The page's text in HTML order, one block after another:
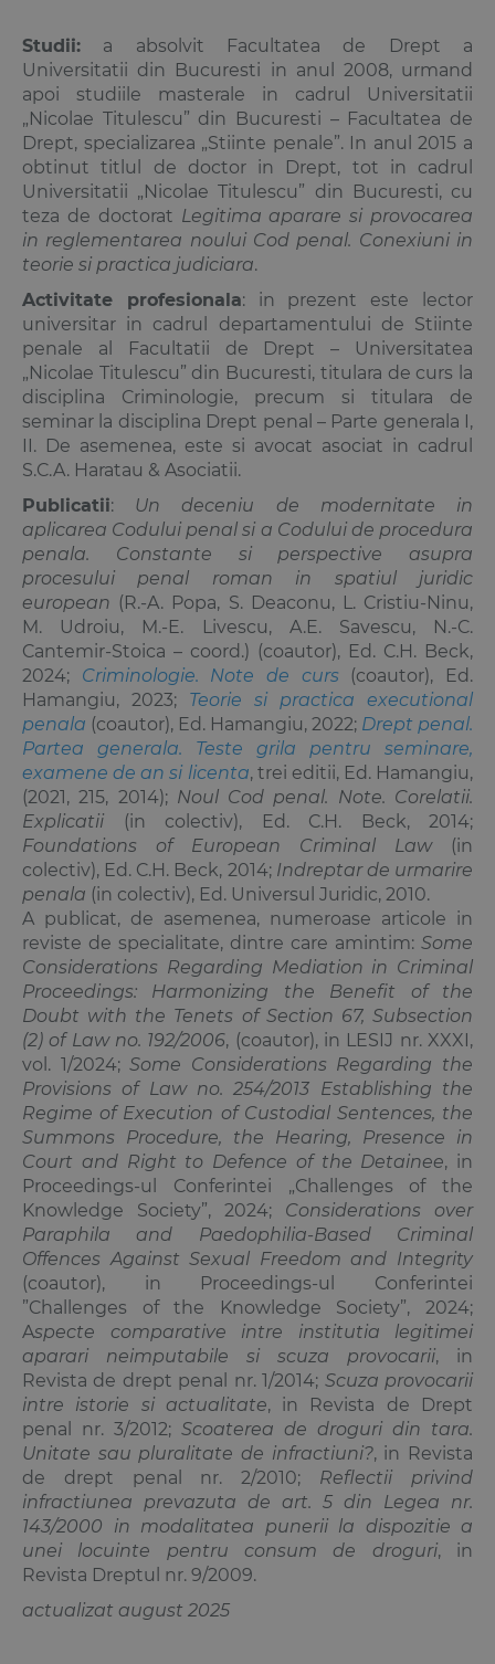
Studii: a absolvit Facultatea de Drept a
Universitatii din Bucuresti in anul 2008, urmand
apoi studiile masterale in cadrul Universitatii
„Nicolae Titulescu” din Bucuresti – Facultatea de
Drept, specializarea „Stiinte penale”. In anul 2015 a
obtinut titlul de doctor in Drept, tot in cadrul
Universitatii „Nicolae Titulescu” din Bucuresti, cu
teza de doctorat Legitima aparare si provocarea
in reglementarea noului Cod penal. Conexiuni in
teorie si practica judiciara.
Activitate profesionala: in prezent este lector
universitar in cadrul departamentului de Stiinte
penale al Facultatii de Drept – Universitatea
„Nicolae Titulescu” din Bucuresti, titulara de curs la
disciplina Criminologie, precum si titulara de
seminar la disciplina Drept penal – Parte generala I,
II. De asemenea, este si avocat asociat in cadrul
S.C.A. Haratau & Asociatii.
Publicatii: Un deceniu de modernitate in
aplicarea Codului penal si a Codului de procedura
penala. Constante si perspective asupra
procesului penal roman in spatiul juridic
european (R.-A. Popa, S. Deaconu, L. Cristiu-Ninu,
M. Udroiu, M.-E. Livescu, A.E. Savescu, N.-C.
Cantemir-Stoica – coord.) (coautor), Ed. C.H. Beck,
2024; Criminologie. Note de curs (coautor), Ed.
Hamangiu, 2023; Teorie si practica executional
penala (coautor), Ed. Hamangiu, 2022; Drept penal.
Partea generala. Teste grila pentru seminare,
examene de an si licenta, trei editii, Ed. Hamangiu,
(2021, 215, 2014); Noul Cod penal. Note. Corelatii.
Explicatii (in colectiv), Ed. C.H. Beck, 2014;
Foundations of European Criminal Law(in
colectiv), Ed. C.H. Beck, 2014; Indreptar de urmarire
penala (in colectiv), Ed. Universul Juridic, 2010.
A publicat, de asemenea, numeroase articole in
reviste de specialitate, dintre care amintim: Some
Considerations Regarding Mediation in Criminal
Proceedings: Harmonizing the Benefit of the
Doubt with the Tenets of Section 67, Subsection
(2) of Law no. 192/2006, (coautor), in LESIJ nr. XXXI,
vol. 1/2024;Some Considerations Regarding the
Provisions of Law no. 254/2013 Establishing the
Regime of Execution of Custodial Sentences, the
Summons Procedure, the Hearing, Presence in
Court and Right to Defence of the Detainee, in
Proceedings-ul Conferintei „Challenges of the
Knowledge Society”, 2024; Considerations over
Paraphila and Paedophilia-Based Criminal
Offences Against Sexual Freedom and Integrity
(coautor), in Proceedings-ul Conferintei
”Challenges of the Knowledge Society”, 2024;
Aspecte comparative intre institutia legitimei
aparari neimputabile si scuza provocarii, in
Revista de drept penal nr. 1/2014; Scuza provocarii
intre istorie si actualitate, in Revista de Drept
penal nr. 3/2012; Scoaterea de droguri din tara.
Unitate sau pluralitate de infractiuni?, in Revista
de drept penal nr. 2/2010; Reflectii privind
infractiunea prevazuta de art. 5 din Legea nr.
143/2000 in modalitatea punerii la dispozitie a
unei locuinte pentru consum de droguri, in
Revista Dreptul nr. 9/2009.
actualizat august 2025